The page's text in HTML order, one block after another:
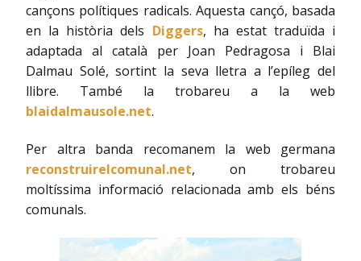
cançons polítiques radicals. Aquesta cançó, basada
en la història dels Diggers, ha estat traduïda i
adaptada al català per Joan Pedragosa i Blai
Dalmau Solé, sortint la seva lletra a l’epíleg del
llibre. També la trobareu a la web
blaidalmausole.net.
Per altra banda recomanem la web germana
reconstruirelcomunal.net, on trobareu
moltíssima informació relacionada amb els béns
comunals.